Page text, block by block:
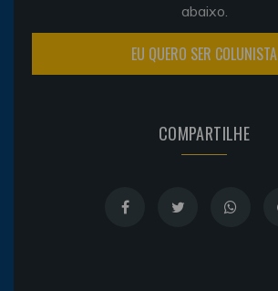
abaixo.
EU QUERO SER COLUNISTA
COMPARTILHE